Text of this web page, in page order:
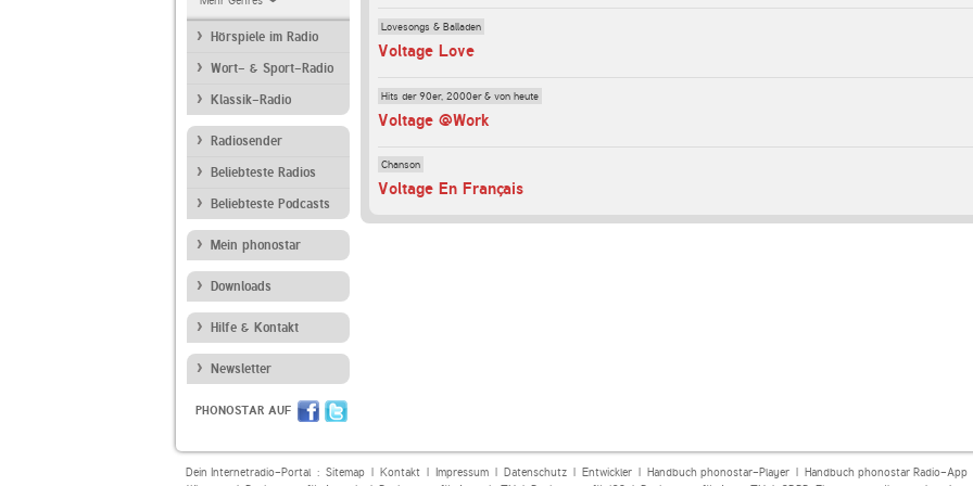
Hörspiele im Radio
Wort- & Sport-Radio
Klassik-Radio
Radiosender
Beliebteste Radios
Beliebteste Podcasts
Mein phonostar
Downloads
Hilfe & Kontakt
Newsletter
PHONOSTAR AUF
Lovesongs & Balladen
Voltage Love
Hits der 90er, 2000er & von heute
Voltage @Work
Chanson
Voltage En Français
Dein Internetradio-Portal : Sitemap| Kontakt| Impressum| Datenschutz| Entwickler| Handbuch phonostar-Player| Handbuch phonostar Radio-App